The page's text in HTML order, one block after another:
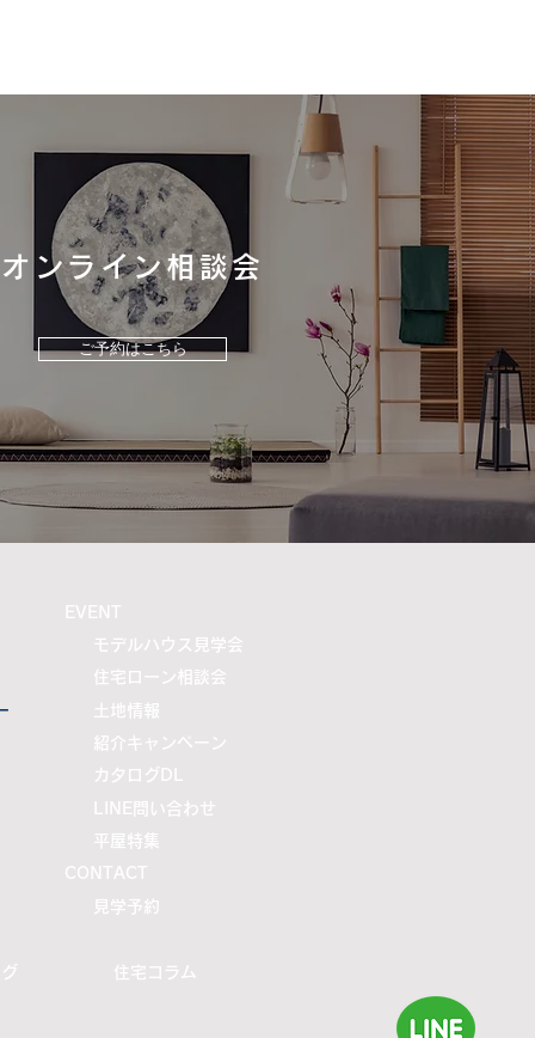
スタンダード「リラク
の魅力をご紹介！
オンライン相談会
ご予約はこちら
​EVENT
モデルハウス見学会
住宅ローン相談会
土地情報
紹介キャンペーン
カタログDL
LINE問い合わせ
平屋特集
CONTACT
​見学予約
住宅コラム